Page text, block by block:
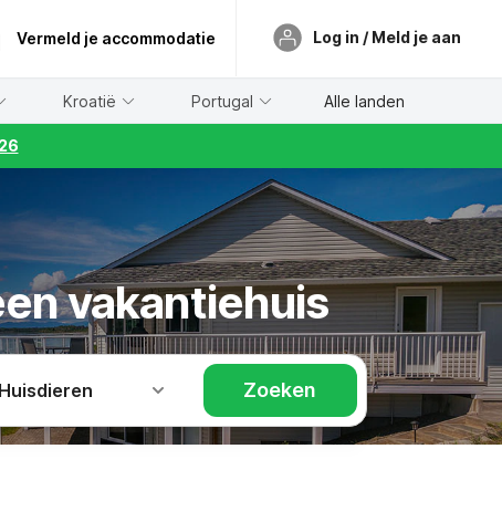
Vermeld je accommodatie Log in / Meld je aan
Kroatië Portugal Alle landen
vakantiehuis
Zoeken